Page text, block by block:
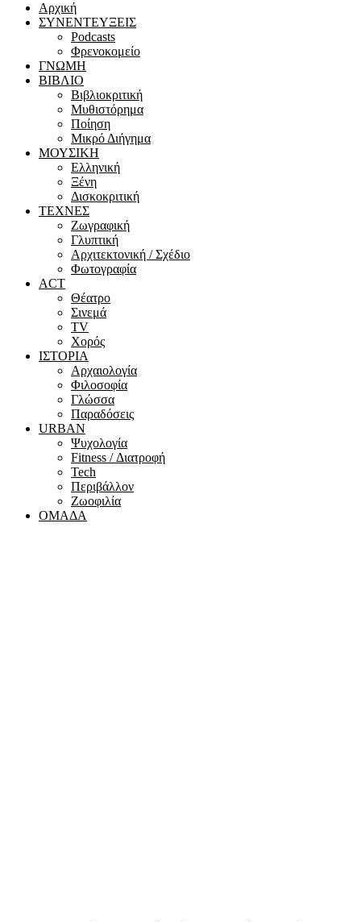
Αρχική
ΣΥΝΕΝΤΕΥΞΕΙΣ
Podcasts
Φρενοκομείο
ΓΝΩΜΗ
ΒΙΒΛΙΟ
Βιβλιοκριτική
Μυθιστόρημα
Ποίηση
Μικρό Διήγημα
ΜΟΥΣΙΚΗ
Ελληνική
Ξένη
Δισκοκριτική
ΤΕΧΝΕΣ
Ζωγραφική
Γλυπτική
Αρχιτεκτονική / Σχέδιο
Φωτογραφία
ACT
Θέατρο
Σινεμά
ΤV
Χορός
ΙΣΤΟΡΙΑ
Αρχαιολογία
Φιλοσοφία
Γλώσσα
Παραδόσεις
URBAN
Ψυχολογία
Fitness / Διατροφή
Tech
Περιβάλλον
Ζωοφιλία
ΟΜΑΔΑ